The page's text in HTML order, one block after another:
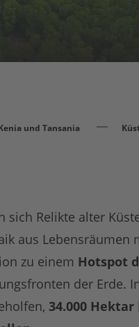
und Tansania
sich Relikte alter
aus Lebensräumen
zu einem Hotspot
der Erde.
34.000